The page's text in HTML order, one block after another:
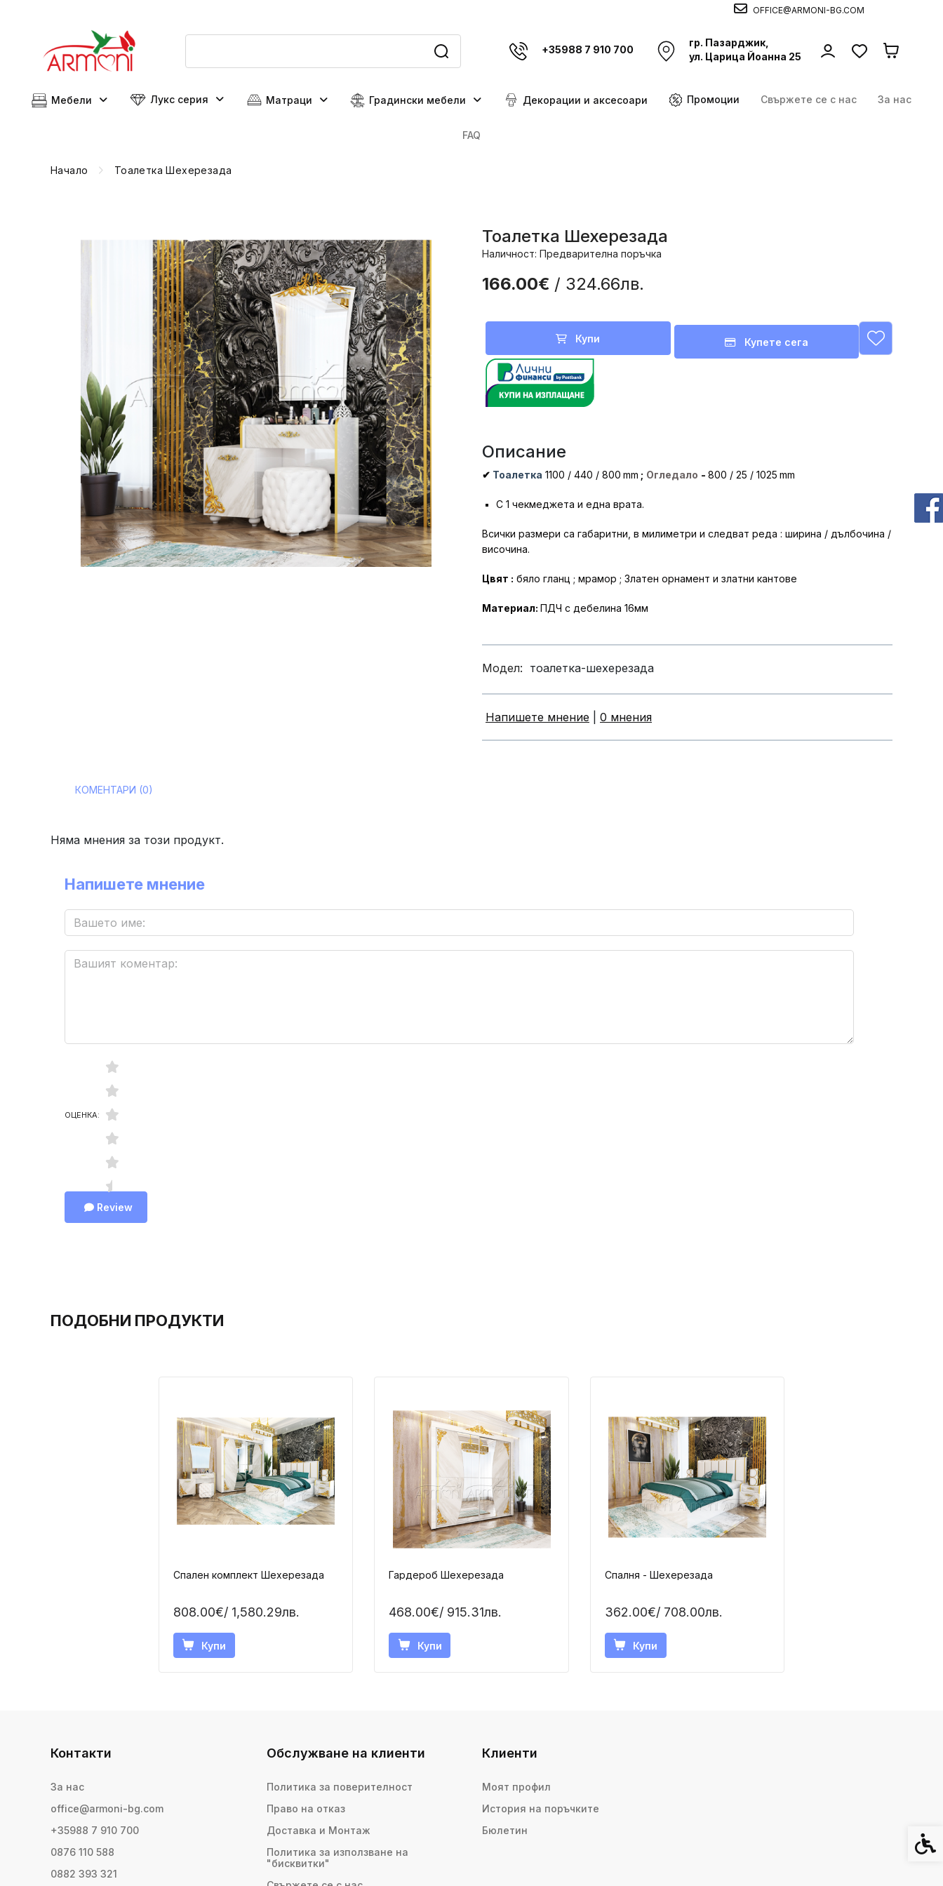
OFFICE@ARMONI-BG.COM
гр. Пазарджик,
ул. Царица Йоанна 25
+35988 7 910 700
Мебели Лукс серия Матраци Градински мебели Декорации и аксесоари Промоции Свържете се с нас За нас
FAQ
Начало Тоалетка Шехерезада
Тоалетка Шехерезада
Наличност: Предварителна поръчка
166.00€ / 324.66лв.
Купи Купете сега
Описание
✔ Тоалетка 1100 / 440 / 800 mm ; Огледало - 800 / 25 / 1025 mm
С 1 чекмеджета и една врата.
Всички размери са габаритни, в милиметри и следват реда : ширина / дълбочина /
височина.
Цвят : бяло гланц ; мрамор ; Златен орнамент и златни кантове
Материал: ПДЧ с дебелина 16мм
Модел: тоалетка-шехерезада
Напишете мнение 0 мнения
КОМЕНТАРИ (0)
Няма мнения за този продукт.
Напишете мнение
ОЦЕНКА:
Review
ПОДОБНИ ПРОДУКТИ
808.00€/ 1,580.29лв.
Спален комплект Шехерезада
Купи
468.00€/ 915.31лв.
Гардероб Шехерезада
Купи
362.00€/ 708.00лв.
Спалня - Шехерезада
Купи
Контакти
За нас
office@armoni-bg.com
+35988 7 910 700
0876 110 588
0882 393 321
Обслужване на клиенти
Политика за поверителност
Право на отказ
Доставка и Монтаж
Политика за използване на
"бисквитки"
Клиенти
Моят профил
История на поръчките
Бюлетин